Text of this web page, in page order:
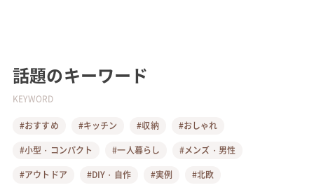
話題のキーワード
KEYWORD
#おすすめ #キッチン #収納
#おしゃれ
#小型・コンパクト
#一人暮らし
#メンズ・男性
#アウトドア
#DIY・自作 #実例
#北欧